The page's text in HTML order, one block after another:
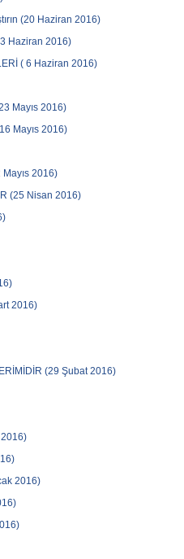
(20 Haziran 2016)
Haziran 2016)
( 6 Haziran 2016)
Mayıs 2016)
Mayıs 2016)
2016)
(25 Nisan 2016)
2016)
(29 Şubat 2016)
2016)